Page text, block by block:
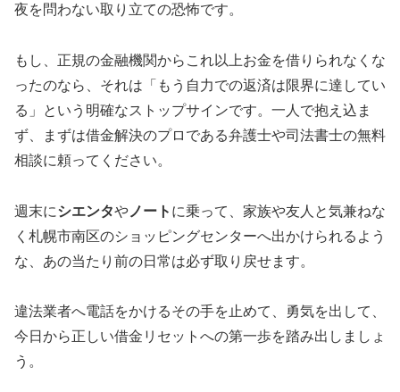
夜を問わない取り立ての恐怖です。
もし、正規の金融機関からこれ以上お金を借りられなくな
ったのなら、それは「もう自力での返済は限界に達してい
る」という明確なストップサインです。一人で抱え込ま
ず、まずは借金解決のプロである弁護士や司法書士の無料
相談に頼ってください。
週末にシエンタや ノート に乗って、家族や友人と気兼ねな
く札幌市南区のショッピングセンターへ出かけられるよう
な、あの当たり前の日常は必ず取り戻せます。
違法業者へ電話をかけるその手を止めて、勇気を出して、
今日から正しい借金リセットへの第一歩を踏み出しましょ
う。